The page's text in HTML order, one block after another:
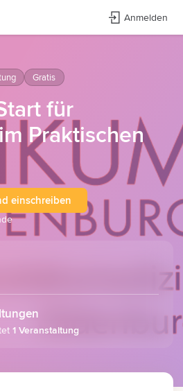
Anmelden
Gratis
für
Praktischen
einschreiben
1 Veranstaltung